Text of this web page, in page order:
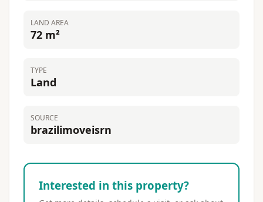
LAND AREA
72 m²
TYPE
Land
SOURCE
brazilimoveisrn
Interested in this property?